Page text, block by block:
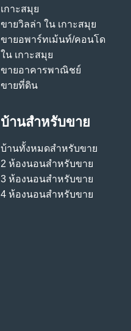
เกาะสมุย
ขายวิลล่า ใน เกาะสมุย
ขายอพาร์ทเม้นท์/คอนโด
ใน เกาะสมุย
ขายอาคารพาณิชย์
ขายที่ดิน
บ้านสําหรับขาย
บ้านทั้งหมดสําหรับขาย
2 ห้องนอนสําหรับขาย
3 ห้องนอนสําหรับขาย
4 ห้องนอนสําหรับขาย